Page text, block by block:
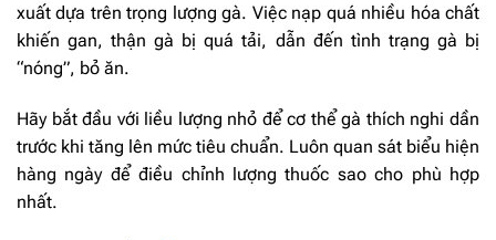
xuất dựa trên trọng lượng gà. Việc nạp quá nhiều hóa chất
khiến gan, thận gà bị quá tải, dẫn đến tình trạng gà bị
“nóng”, bỏ ăn.
Hãy bắt đầu với liều lượng nhỏ để cơ thể gà thích nghi dần
trước khi tăng lên mức tiêu chuẩn. Luôn quan sát biểu hiện
hàng ngày để điều chỉnh lượng thuốc sao cho phù hợp
nhất.